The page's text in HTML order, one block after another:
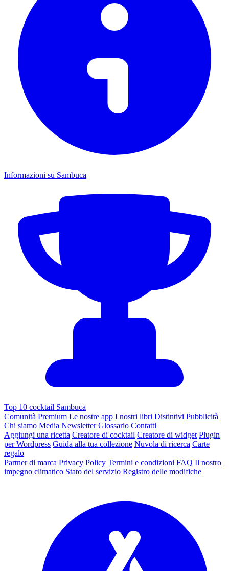
Informazioni su Sambuca
Top 10 cocktail Sambuca
Comunità Premium Le nostre app I nostri libri Distintivi Pubblicità
Chi siamo Media Newsletter Glossario Contatti
Aggiungi una ricetta Creatore di cocktail Creatore di widget Plugin
per Wordpress Guida alla tua collezione Nuvola di ricerca Carte
regalo
Partner di marca Privacy Policy Termini e condizioni FAQ Il nostro
impegno climatico Stato del servizio Registro delle modifiche